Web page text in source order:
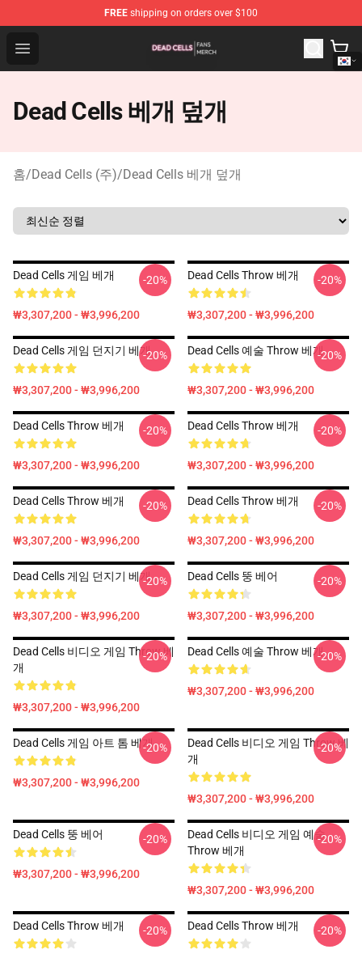
FREE shipping on orders over $100
Open menu
Dead Cells Shop - Official Dead Cells Merchandise Store
Dead Cells 베개 덮개
홈/Dead Cells (주)/Dead Cells 베개 덮개
Dead Cells 게임 베개
₩3,307,200 - ₩3,996,200
-20% Dead Cells Throw 베개
₩3,307,200 - ₩3,996,200
-20%
Dead Cells 게임 던지기 베개
₩3,307,200 - ₩3,996,200
-20% Dead Cells 예술 Throw 베개
₩3,307,200 - ₩3,996,200
-20%
Dead Cells Throw 베개
₩3,307,200 - ₩3,996,200
-20% Dead Cells Throw 베개
₩3,307,200 - ₩3,996,200
-20%
Dead Cells Throw 베개
₩3,307,200 - ₩3,996,200
-20% Dead Cells Throw 베개
₩3,307,200 - ₩3,996,200
-20%
Dead Cells 게임 던지기 베개
₩3,307,200 - ₩3,996,200
-20% Dead Cells 뚱 베어
₩3,307,200 - ₩3,996,200
-20%
Dead Cells 비디오 게임 Throw 베
개
₩3,307,200 - ₩3,996,200
-20% Dead Cells 예술 Throw 베개
₩3,307,200 - ₩3,996,200
-20%
Dead Cells 게임 아트 톰 베개
₩3,307,200 - ₩3,996,200
-20%
Dead Cells 비디오 게임 Throw 베
개
₩3,307,200 - ₩3,996,200
-20%
Dead Cells 뚱 베어
₩3,307,200 - ₩3,996,200
-20%
Dead Cells 비디오 게임 예술
Throw 베개
₩3,307,200 - ₩3,996,200
-20%
Dead Cells Throw 베개 -20% Dead Cells Throw 베개 -20%